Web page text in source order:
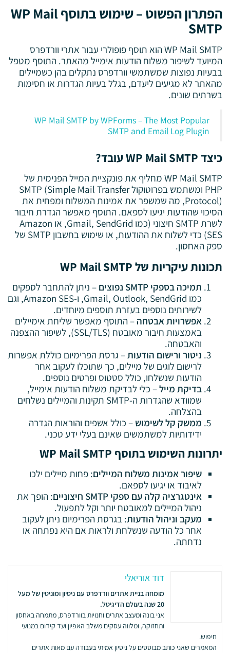
הפתרון הפשוט – שימוש בתוסף WP Mail
SMTP
WP Mail SMTP הוא תוסף פופולרי עבור אתרי וורדפרס
המיועד לשיפור משלוח הודעות אימייל מהאתר. התוסף מטפל
בבעיות נפוצות שמשתמשי וורדפרס נתקלים בהן כשמיילים
מהאתר לא מגיעים ליעדם, בגלל בעיות הגדרות או חסימות
בשרתים שונים.
WP Mail SMTP by WPForms – The Most Popular
SMTP and Email Log Plugin
כיצד WP Mail SMTP עובד?
WP Mail SMTP מחליף את פונקציית המייל הפנימית של
PHP ומשתמש בפרוטוקול SMTP (Simple Mail Transfer
Protocol), מה שמשפר את אמינות המשלוח ומפחית את
הסיכוי שהודעות יגיעו לספאם. התוסף מאפשר הגדרת חיבור
לשרת SMTP חיצוני (כמו Gmail, SendGrid, או Amazon
SES) כדי לשלוח את ההודעות, או שימוש בחשבון SMTP של
ספק האחסון.
תכונות עיקריות של WP Mail SMTP
תמיכה בספקי SMTP נפוצים
– ניתן להתחבר לספקים
כמו Gmail, Outlook, SendGrid, ו-Amazon SES, וגם
לשירותים נוספים בעזרת תוספים מיוחדים.
אפשרויות אבטחה– התוסף מאפשר שליחת אימיילים
באמצעות חיבור מאובטח (SSL/TLS), לשיפור ההצפנה
והאבטחה.
ניטור ורישום הודעות– גרסת הפרימיום כוללת אפשרות
לרישום לוגים של מיילים, כך שתוכלו לעקוב אחר
הודעות שנשלחו, כולל סטטוס ופרטים נוספים.
בדיקת מייל– כלי לבדיקת משלוח הודעות אימייל,
שמוודא שהגדרות ה-SMTP תקינות והמיילים נשלחים
בהצלחה.
ממשק קל לשימוש– כולל אשפים והוראות הגדרה
ידידותיות למשתמשים שאינם בעלי ידע טכני.
יתרונות השימוש בתוסף WP Mail SMTP
שיפור אמינות משלוח המיילים: פחות מיילים ילכו
לאיבוד או יגיעו לספאם.
אינטגרציה קלה עם ספקי SMTP חיצוניים
: הופך את
ניהול המיילים למאובטח יותר וקל לתפעול.
מעקב וניהול הודעות: בגרסת הפרימיום ניתן לעקוב
אחר כל הודעה שנשלחת ולראות אם היא נפתחה או
נדחתה.
דוד אוריאלי
מומחה בניית אתרים וורדפרס עם ניסיון ומוניטין של מעל
אני בונה ומעצב אתרים וחנויות בוורדפרס, מתמחה באחסון
ותחזוקה, ומלווה עסקים משלב האפיון ועד קידום במנועי
חיפוש.
המאמרים שאני כותב מבוססים על ניסיון אמיתי בעבודה עם מאות אתרים